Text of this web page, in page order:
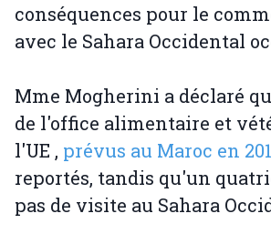
conséquences pour le
avec le Sahara Occidental
Mme Mogherini a déclaré
de l'office alimentaire et
l'UE , prévus au Maroc en
reportés, tandis qu'un
pas de visite au Sahara